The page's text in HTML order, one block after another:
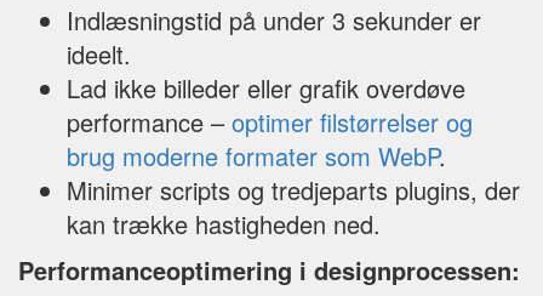
Indlæsningstid på under 3 sekunder er
ideelt.
Lad ikke billeder eller grafik overdøve
performance – optimer filstørrelser og
brug moderne formater som WebP.
Minimer scripts og tredjeparts plugins, der
kan trække hastigheden ned.
Performanceoptimering i designprocessen: